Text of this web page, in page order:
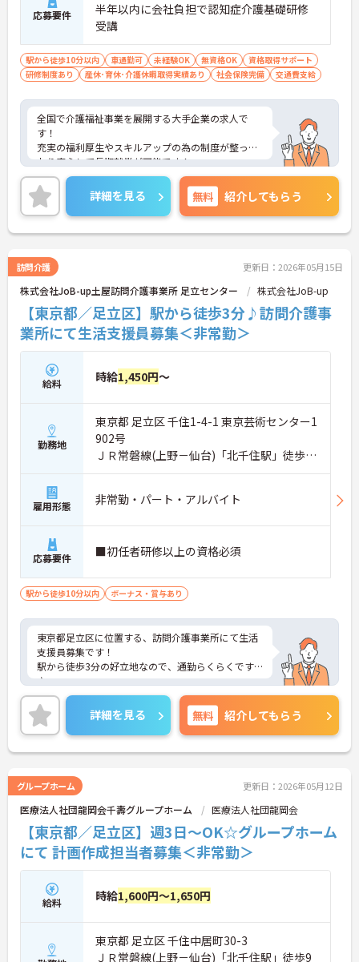
応募要件
半年以内に会社負担で認知症介護基礎研修
受講
駅から徒歩10分以内 車通勤可 未経験OK 無資格OK
資格取得サポート
研修制度あり
産休･育休･介護休暇取得実績あり 社会保険完備 交通費支給
全国で介護福祉事業を展開する大手企業の求人で
す！
充実の福利厚生やスキルアップの為の制度が整って
おり安心して長期就業が可能です！
ご興味ある方には、面接のポイントなど、さらに詳
細をお話致しますのでお気軽にご相談ください。
詳細を見る 無料 紹介してもらう
訪問介護 更新日：2026年05月15日
株式会社JoB-up土屋訪問介護事業所 足立センター 株式会社JoB-up
【東京都／足立区】駅から徒歩3分♪訪問介護事
業所にて生活支援員募集＜非常勤＞
給料 時給1,450円～
勤務地
東京都 足立区 千住1-4-1 東京芸術センター1
902号
ＪＲ常磐線(上野－仙台)「北千住駅」徒歩3
分
雇用形態 非常勤・パート・アルバイト
応募要件 ■初任者研修以上の資格必須
駅から徒歩10分以内 ボーナス・賞与あり
東京都足立区に位置する、訪問介護事業所にて生活
支援員募集です！
駅から徒歩3分の好立地なので、通勤らくらくです
♪
また、資格取得支援制度など、スキルアップの機会
もあります☆
ご興味のある方には、面接対策ポイントなど、さら
に詳細をお話しいたしますのでお気軽にご相談くだ
さい！
詳細を見る 無料 紹介してもらう
グループホーム 更新日：2026年05月12日
医療法人社団龍岡会千壽グループホーム 医療法人社団龍岡会
【東京都／足立区】週3日～OK☆グループホーム
にて 計画作成担当者募集＜非常勤＞
給料 時給1,600円～1,650円
東京都 足立区 千住中居町30-3
ＪＲ常磐線(上野－仙台)「北千住駅」徒歩9